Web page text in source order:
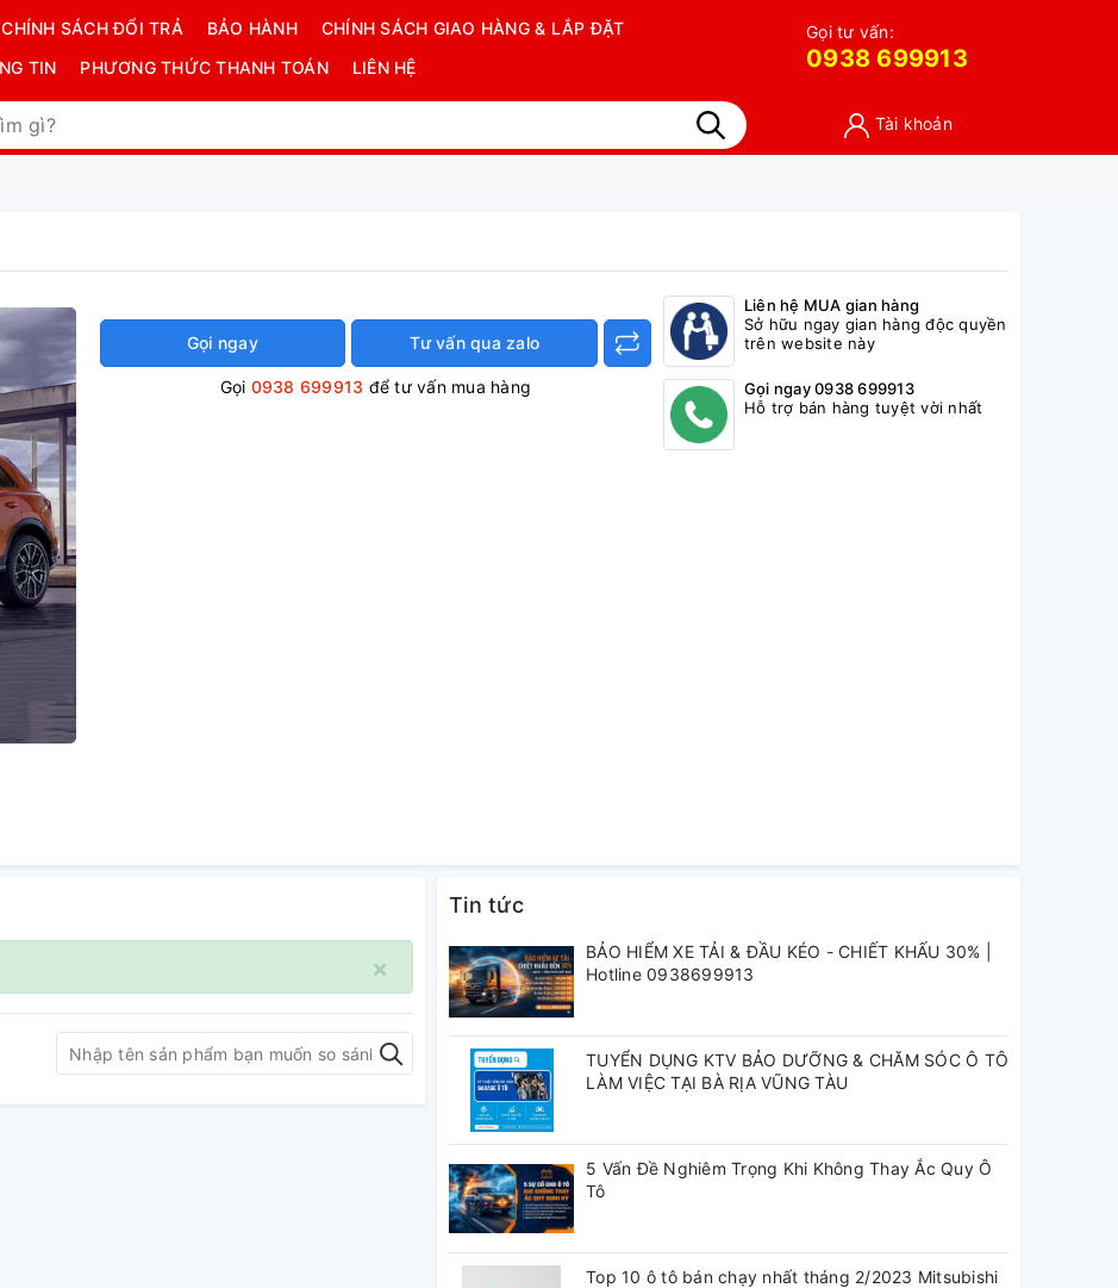
CHÍNH SÁCH ĐỔI TRẢ BẢO HÀNH
CHÍNH SÁCH GIAO HÀNG & LẮP ĐẶT
TIN
PHƯƠNG THỨC THANH TOÁN LIÊN HỆ
Gọi tư vấn:
0938 699913
Tài khoản
Gọi ngay Tư vấn qua zalo
Gọi 0938 699913 để tư vấn mua hàng
Liên hệ MUA gian hàng
Sở hữu ngay gian hàng độc quyền
trên website này
Gọi ngay 0938 699913
Hỗ trợ bán hàng tuyệt vời nhất
×
Tin tức
BẢO HIỂM XE TẢI & ĐẦU KÉO - CHIẾT KHẤU 30% |
Hotline 0938699913
TUYỂN DỤNG KTV BẢO DƯỠNG & CHĂM SÓC Ô TÔ
LÀM VIỆC TẠI BÀ RỊA VŨNG TÀU
5 Vấn Đề Nghiêm Trọng Khi Không Thay Ắc Quy Ô
Tô
Top 10 ô tô bán chạy nhất tháng 2/2023 Mitsubishi